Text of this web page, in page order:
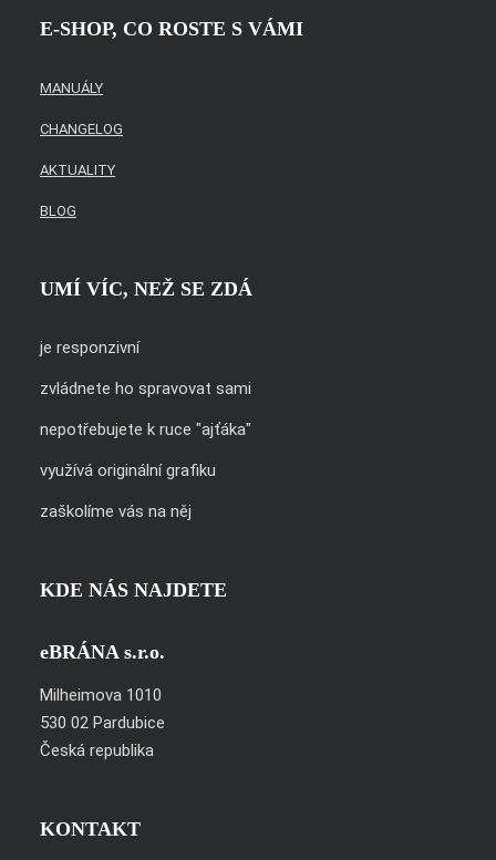
E-SHOP, CO ROSTE S VÁMI
MANUÁLY
CHANGELOG
AKTUALITY
BLOG
UMÍ VÍC, NEŽ SE ZDÁ
je responzivní
zvládnete ho spravovat sami
nepotřebujete k ruce "ajťáka"
využívá originální grafiku
zaškolíme vás na něj
KDE NÁS NAJDETE
eBRÁNA s.r.o.
Milheimova 1010
530 02 Pardubice
Česká republika
KONTAKT